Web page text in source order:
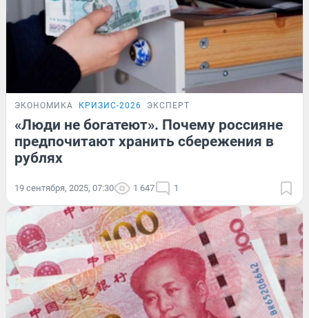
ЭКОНОМИКА КРИЗИС-2026 ЭКСПЕРТ
«Люди не богатеют». Почему россияне
предпочитают хранить сбережения в
рублях
19 сентября, 2025, 07:30 1 647 1